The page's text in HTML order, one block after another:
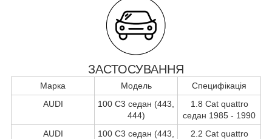
ЗАСТОСУВАННЯ
Марка Модель
Специфікація
AUDI
100 C3 седан (443,
444)
1.8 Cat quattro
седан 1985 - 1990
AUDI
100 C3 седан (443,
2.2 Cat quattro